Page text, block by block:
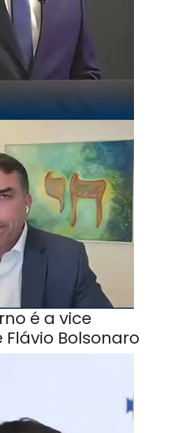
é a vice
Bolsonaro